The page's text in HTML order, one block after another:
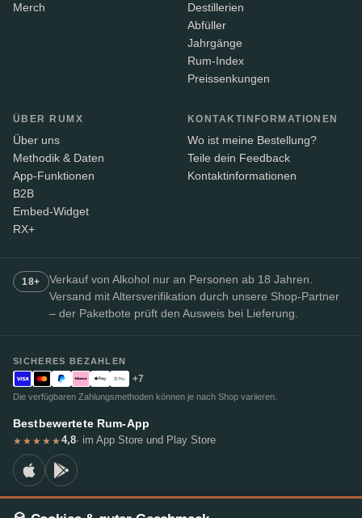
Merch
Destillerien
Abfüller
Jahrgänge
Rum-Index
Preissenkungen
ÜBER RUMX
Über uns
Methodik & Daten
App-Funktionen
B2B
Embed-Widget
RX+
KONTAKTINFORMATIONEN
Wo ist meine Bestellung?
Teile dein Feedback
Kontaktinformationen
18+
Verkauf von Alkohol nur an Personen ab 18 Jahren.
Versand mit Altersverifikation durch unsere Shop-Partner
– der Paketbote prüft den Ausweis bei Lieferung.
SICHERES BEZAHLEN
+7
Die verfügbaren Zahlungsmethoden können je nach Shop variieren.
Bestbewertete Rum-App
★★★★★4,8· im App Store und Play Store